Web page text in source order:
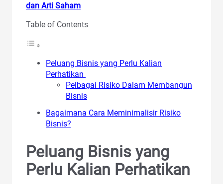
dan Arti Saham
Table of Contents
Peluang Bisnis yang Perlu Kalian
Perhatikan
Pelbagai Risiko Dalam Membangun
Bisnis
Bagaimana Cara Meminimalisir Risiko
Bisnis?
Peluang Bisnis yang
Perlu Kalian Perhatikan